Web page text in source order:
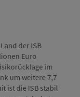
der ISB
Euro
im
um weitere 7,7
ist die ISB stabil